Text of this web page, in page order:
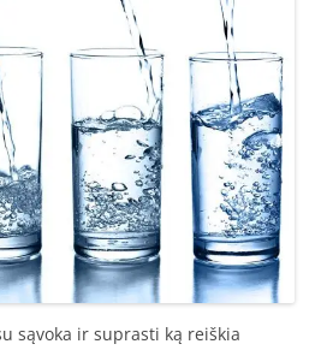
sąvoka ir suprasti ką reiškia